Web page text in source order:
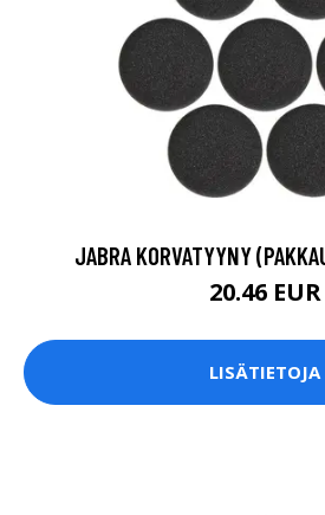
JABRA KORVATYYNY
20.46 EUR
LISÄTIETOJA